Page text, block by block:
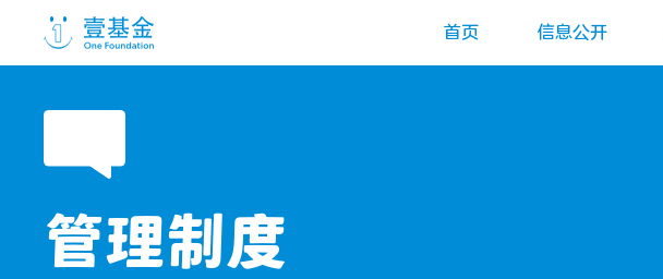
首页 信息公开
管理制度